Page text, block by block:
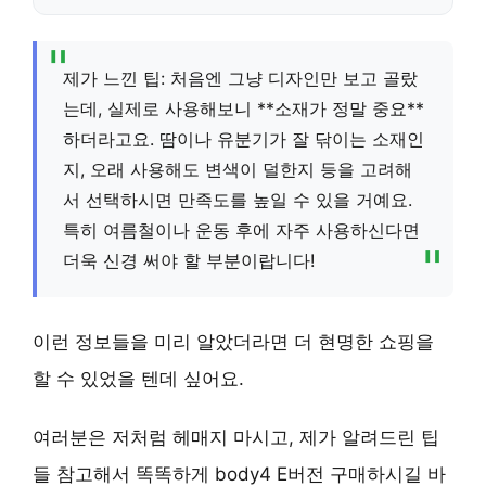
제가 느낀 팁: 처음엔 그냥 디자인만 보고 골랐
는데, 실제로 사용해보니 **소재가 정말 중요**
하더라고요. 땀이나 유분기가 잘 닦이는 소재인
지, 오래 사용해도 변색이 덜한지 등을 고려해
서 선택하시면 만족도를 높일 수 있을 거예요.
특히 여름철이나 운동 후에 자주 사용하신다면
더욱 신경 써야 할 부분이랍니다!
이런 정보들을 미리 알았더라면 더 현명한 쇼핑을
할 수 있었을 텐데 싶어요.
여러분은 저처럼 헤매지 마시고, 제가 알려드린 팁
들 참고해서 똑똑하게 body4 E버전 구매하시길 바